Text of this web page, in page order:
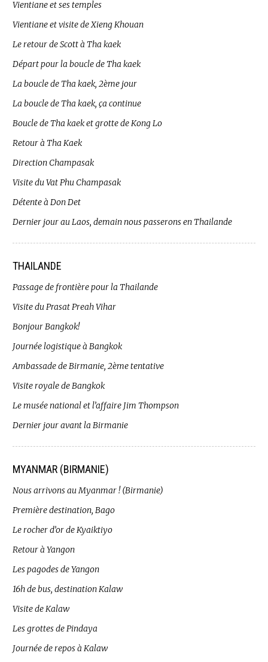
Vientiane et ses temples
Vientiane et visite de Xieng Khouan
Le retour de Scott à Tha kaek
Départ pour la boucle de Tha kaek
La boucle de Tha kaek, 2ème jour
La boucle de Tha kaek, ça continue
Boucle de Tha kaek et grotte de Kong Lo
Retour à Tha Kaek
Direction Champasak
Visite du Vat Phu Champasak
Détente à Don Det
Dernier jour au Laos, demain nous passerons en Thailande
THAILANDE
Passage de frontière pour la Thailande
Visite du Prasat Preah Vihar
Bonjour Bangkok!
Journée logistique à Bangkok
Ambassade de Birmanie, 2ème tentative
Visite royale de Bangkok
Le musée national et l’affaire Jim Thompson
Dernier jour avant la Birmanie
MYANMAR (BIRMANIE)
Nous arrivons au Myanmar ! (Birmanie)
Première destination, Bago
Le rocher d’or de Kyaiktiyo
Retour à Yangon
Les pagodes de Yangon
16h de bus, destination Kalaw
Visite de Kalaw
Les grottes de Pindaya
Journée de repos à Kalaw